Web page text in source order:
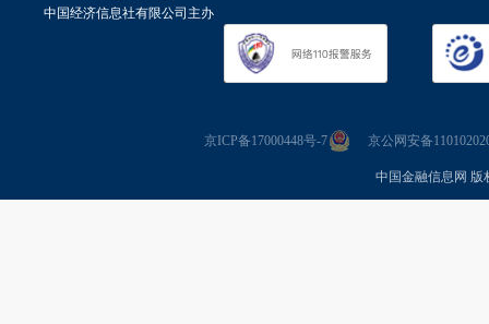
中国经济信息社有限公司主办
京ICP备17000448号-7 京公网安备
中国金融信息网 版